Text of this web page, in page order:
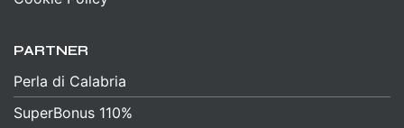
PARTNER
Perla di Calabria
SuperBonus 110%